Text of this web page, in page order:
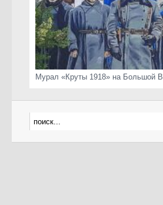
Мурал «Круты 1918» на Большой